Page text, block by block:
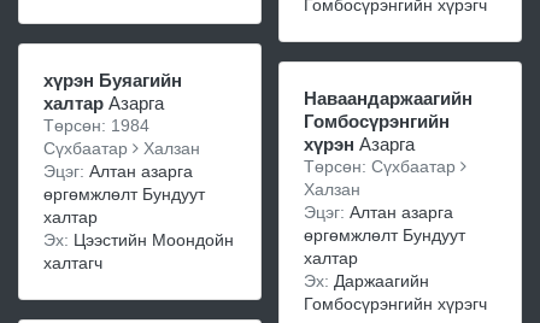
хүрэн Буяагийн
халтар Азарга
Төрсөн: 1984
Сүхбаатар
Халзан
Эцэг: Алтан азарга
өргөмжлөлт Бундуут
халтар
Эх: Цээстийн Моондойн
халтагч
Гомбосүрэнгийн хүрэгч
Наваандаржаагийн
Гомбосүрэнгийн
хүрэн Азарга
Төрсөн: Сүхбаатар
Халзан
Эцэг: Алтан азарга
өргөмжлөлт Бундуут
халтар
Эх: Даржаагийн
Гомбосүрэнгийн хүрэгч